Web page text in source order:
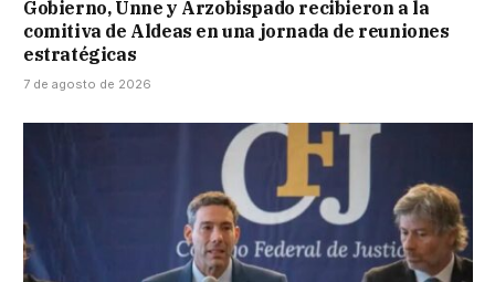
Gobierno, Unne y Arzobispado recibieron a la
comitiva de Aldeas en una jornada de reuniones
estratégicas
7 de agosto de 2026